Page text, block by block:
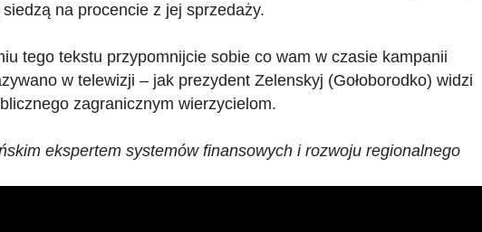
na procencie z jej sprzedaży.
tego tekstu przypomnijcie sobie co wam w czasie kampanii
w telewizji – jak prezydent Zelenskyj (Gołoborodko) widzi
zagranicznym wierzycielom.
ekspertem systemów finansowych i rozwoju regionalnego